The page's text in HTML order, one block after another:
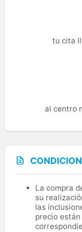
tu cita
al centro
La compra
su
las
precio